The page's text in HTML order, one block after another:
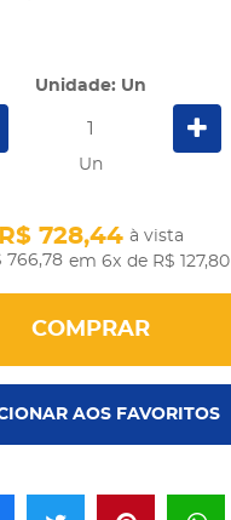
Unidade: Un
Un
766,78
R$ 728,44 à vista
em 6x de R$ 127,80
COMPRAR
AOS FAVORITOS